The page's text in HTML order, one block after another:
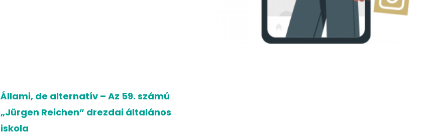
Állami, de alternatív – Az 59. számú
„Jürgen Reichen” drezdai általános
iskola